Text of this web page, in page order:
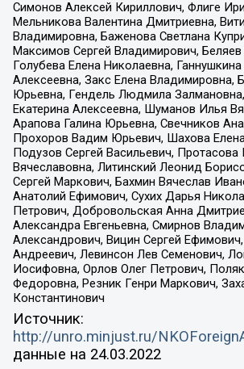
Симонов Алексей Кириллович, Флиге
Мельникова Валентина Дмитриевна,
Владимировна, Баженова Светлана
Максимов Сергей Владимирович, Беляев
Голубева Елена Николаевна, Ганнушкина
Алексеевна, Закс Елена Владимировна,
Юрьевна, Гендель Людмила
Екатерина Алексеевна, Шуманов Илья
Арапова Галина Юрьевна, Свечников
Прохоров Вадим Юрьевич, Шахова
Подузов Сергей Васильевич, Протасова
Вячеславовна, Литинский Леонид
Сергей Маркович, Бахмин Вячеслав
Анатолий Ефимович, Сухих Дарья
Петрович, Добровольская Анна
Александра Евгеньевна, Смирнов
Александрович, Вицин Сергей
Андреевич, Левинсон Лев Семенович,
Иосифовна, Орлов Олег Петрович,
Федоровна, Резник Генри Маркович,
Константинович
Источник:
http://unro.minjust.ru/
данные на 24.03.2022